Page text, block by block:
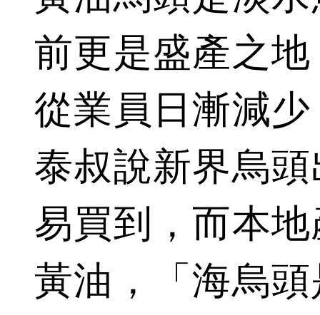
前更是盛產之
從業員日漸減
泰叔說新界烏
易買到，而本
黃油，「海烏